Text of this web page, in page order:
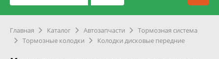
Главная Каталог Автозапчасти
Тормозная система
Тормозные колодки
Колодки дисковые передние